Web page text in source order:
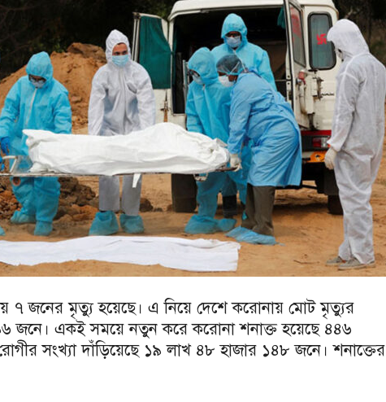
৭ জনের মৃত্যু হয়েছে। এ নিয়ে দেশে করোনায় মোট মৃত্যুর
৯৬ জনে। একই সময়ে নতুন করে করোনা শনাক্ত হয়েছে ৪৪৬
সংখ্যা দাঁড়িয়েছে ১৯ লাখ ৪৮ হাজার ১৪৮ জনে। শনাক্তের